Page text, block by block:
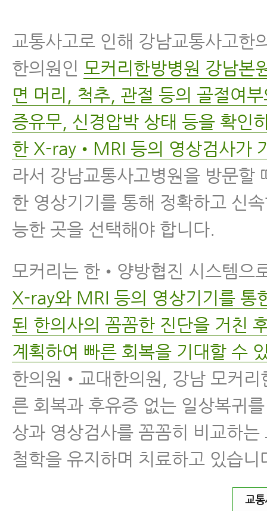
교통사고로 인해 강남교통사고한
한의원인 모커리한방병원 강남본
면 머리, 척추, 관절 등의 골절여
증유무, 신경압박 상태 등을 확인
한 X-ray•MRI 등의 영상검사가
라서 강남교통사고병원을 방문할
한 영상기기를 통해 정확하고 신
능한 곳을 선택해야 합니다.
모커리는 한•양방협진 시스템으
X-ray와 MRI 등의 영상기기를 통
된 한의사의 꼼꼼한 진단을 거친
계획하여 빠른 회복을 기대할 수
한의원•교대한의원, 강남 모커리
른 회복과 후유증 없는 일상복귀
상과 영상검사를 꼼꼼히 비교하는
철학을 유지하며 치료하고 있습니
교